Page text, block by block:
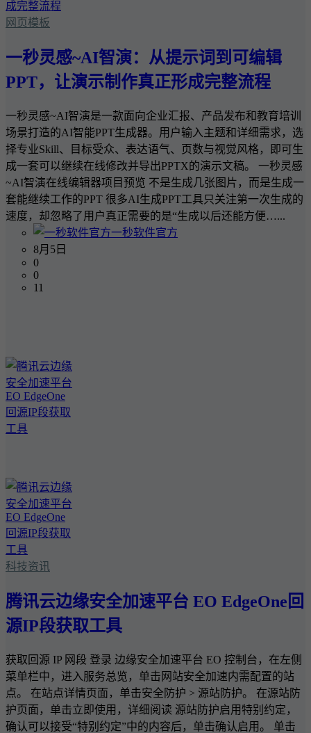
网页模板
一秒灵感~AI智演：从提示词到可编辑
PPT，让演示制作真正形成完整流程
一秒灵感~AI智演是一款面向企业汇报、产品发布和教育培训
场景打造的AI智能PPT生成器。用户输入主题和详细需求，选
择专业Skill、目标受众、表达语气、页数与视觉风格，即可生
成一套可以继续在线修改并导出PPTX的演示文稿。 一秒灵感
~AI智演在线编辑器项目预览 不是生成几张图片，而是生成一
套能继续工作的PPT 很多AI生成PPT工具只关注第一次生成的
速度，却忽略了用户真正需要的是“生成以后还能方便…...
一秒软件官方
8月5日
0
0
11
科技资讯
腾讯云边缘安全加速平台 EO EdgeOne回
源IP段获取工具
获取回源 IP 网段 登录 边缘安全加速平台 EO 控制台，在左侧
菜单栏中，进入服务总览，单击网站安全加速内需配置的站
点。 在站点详情页面，单击安全防护 > 源站防护。 在源站防
护页面，单击立即使用，详细阅读 源站防护启用特别约定，
确认可以接受“特别约定”中的内容后，单击确认启用。 单击